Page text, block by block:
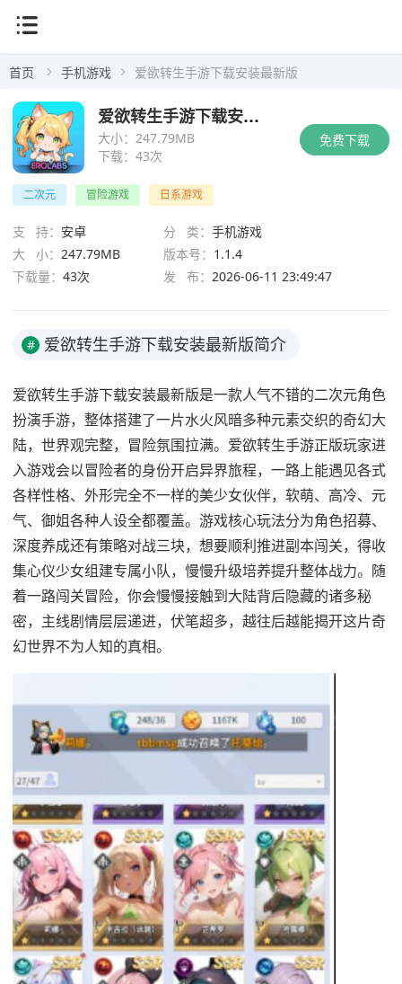
首页 手机游戏 爱欲转生手游下载安装最新版
免费下载
大小： 247.79MB
下载： 43次
爱欲转生手游下载安装最新版
二次元 冒险游戏 日系游戏
支 持： 安卓 分 类： 手机游戏
大 小： 247.79MB 版本号： 1.1.4
下载量： 43次 发 布： 2026-06-11 23:49:47
# 爱欲转生手游下载安装最新版简介
爱欲转生手游下载安装最新版是一款人气不错的二次元角色
扮演手游，整体搭建了一片水火风暗多种元素交织的奇幻大
陆，世界观完整，冒险氛围拉满。爱欲转生手游正版玩家进
入游戏会以冒险者的身份开启异界旅程，一路上能遇见各式
各样性格、外形完全不一样的美少女伙伴，软萌、高冷、元
气、御姐各种人设全都覆盖。游戏核心玩法分为角色招募、
深度养成还有策略对战三块，想要顺利推进副本闯关，得收
集心仪少女组建专属小队，慢慢升级培养提升整体战力。随
着一路闯关冒险，你会慢慢接触到大陆背后隐藏的诸多秘
密，主线剧情层层递进，伏笔超多，越往后越能揭开这片奇
幻世界不为人知的真相。